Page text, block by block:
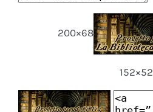
200×68
152×52